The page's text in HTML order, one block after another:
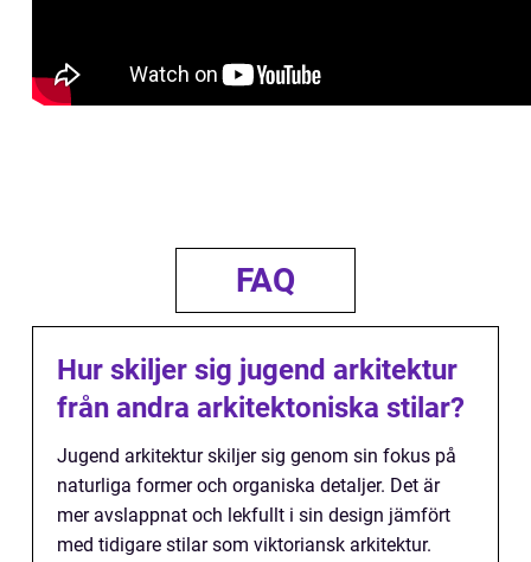
FAQ
Hur skiljer sig jugend arkitektur
från andra arkitektoniska stilar?
Jugend arkitektur skiljer sig genom sin fokus på
naturliga former och organiska detaljer. Det är
mer avslappnat och lekfullt i sin design jämfört
med tidigare stilar som viktoriansk arkitektur.